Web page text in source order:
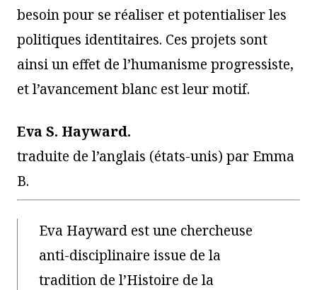
besoin pour se réaliser et potentialiser les
politiques identitaires. Ces projets sont
ainsi un effet de l’humanisme progressiste,
et l’avancement blanc est leur motif.
Eva S. Hayward.
traduite de l’anglais (états-unis) par Emma
B.
Eva Hayward est une chercheuse
anti-disciplinaire issue de la
tradition de l’Histoire de la